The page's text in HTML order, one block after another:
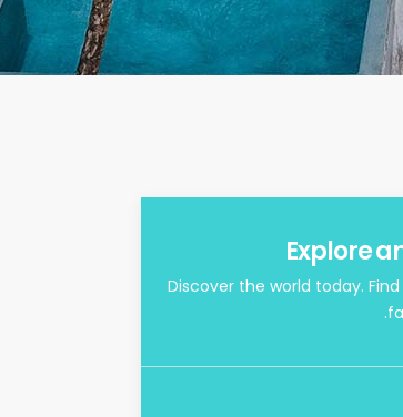
Explore
Discover the world today.